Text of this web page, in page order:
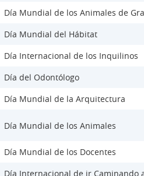
Día Mundial de los Animales de
Día Mundial del Hábitat
Día Internacional de los Inquilinos
Día del Odontólogo
Día Mundial de la Arquitectura
Día Mundial de los Animales
Día Mundial de los Docentes
Día Internacional de ir Caminando